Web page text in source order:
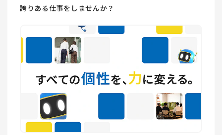
誇りある仕事をしませんか？